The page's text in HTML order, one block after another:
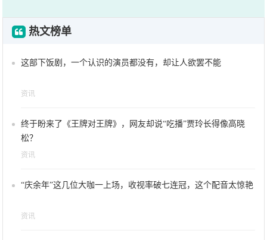
热文榜单
这部下饭剧，一个认识的演员都没有，却让人欲罢不能
资讯
终于盼来了《王牌对王牌》，网友却说“吃播”贾玲长得像高晓
松？
资讯
“庆余年”这几位大咖一上场，收视率破七连冠，这个配音太惊艳
资讯